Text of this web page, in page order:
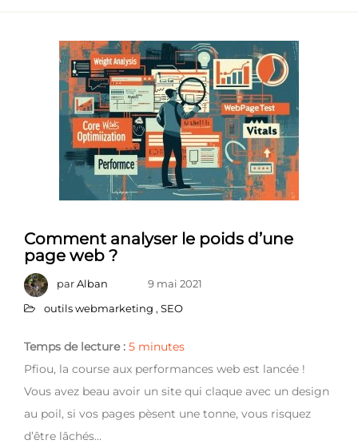
Comment analyser le poids d’une
page web ?
parAlban
9 mai 2021
outils webmarketing , SEO
Temps de lecture : 5 minutes
Pfiou, la course aux performances web est lancée !
Vous avez beau avoir un site qui claque avec un design
au poil, si vos pages pèsent une tonne, vous risquez
d’être lâchés…